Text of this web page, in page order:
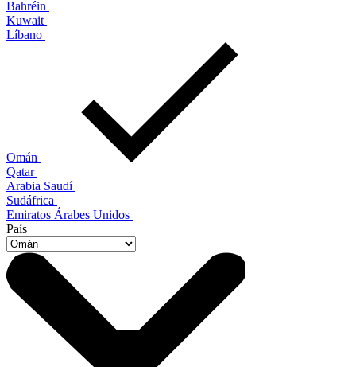
Bahréin
Kuwait
Líbano
Omán
Qatar
Arabia Saudí
Sudáfrica
Emiratos Árabes Unidos
País